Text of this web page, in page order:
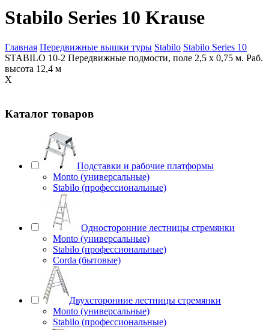
Stabilo Series 10 Krause
Главная Передвижные вышки туры Stabilo Stabilo Series 10
STABILO 10-2 Передвижные подмости, поле 2,5 х 0,75 м. Раб.
высота 12,4 м
X
Каталог товаров
Подставки и рабочие платформы
Monto (универсальные)
Stabilo (профессиональные)
Односторонние лестницы стремянки
Monto (универсальные)
Stabilo (профессиональные)
Corda (бытовые)
Двухсторонние лестницы стремянки
Monto (универсальные)
Stabilo (профессиональные)